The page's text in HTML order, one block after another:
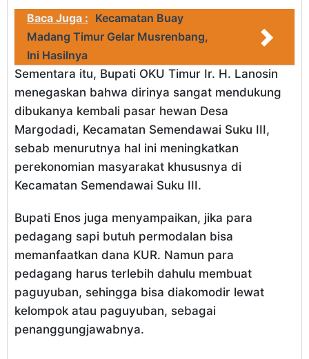
Baca Juga : Kecamatan Buay
Madang Timur Gelar Musrenbang,
Ini Hasilnya
Sementara itu, Bupati OKU Timur Ir. H. Lanosin
menegaskan bahwa dirinya sangat mendukung
dibukanya kembali pasar hewan Desa
Margodadi, Kecamatan Semendawai Suku III,
sebab menurutnya hal ini meningkatkan
perekonomian masyarakat khususnya di
Kecamatan Semendawai Suku III.
Bupati Enos juga menyampaikan, jika para
pedagang sapi butuh permodalan bisa
memanfaatkan dana KUR. Namun para
pedagang harus terlebih dahulu membuat
paguyuban, sehingga bisa diakomodir lewat
kelompok atau paguyuban, sebagai
penanggungjawabnya.